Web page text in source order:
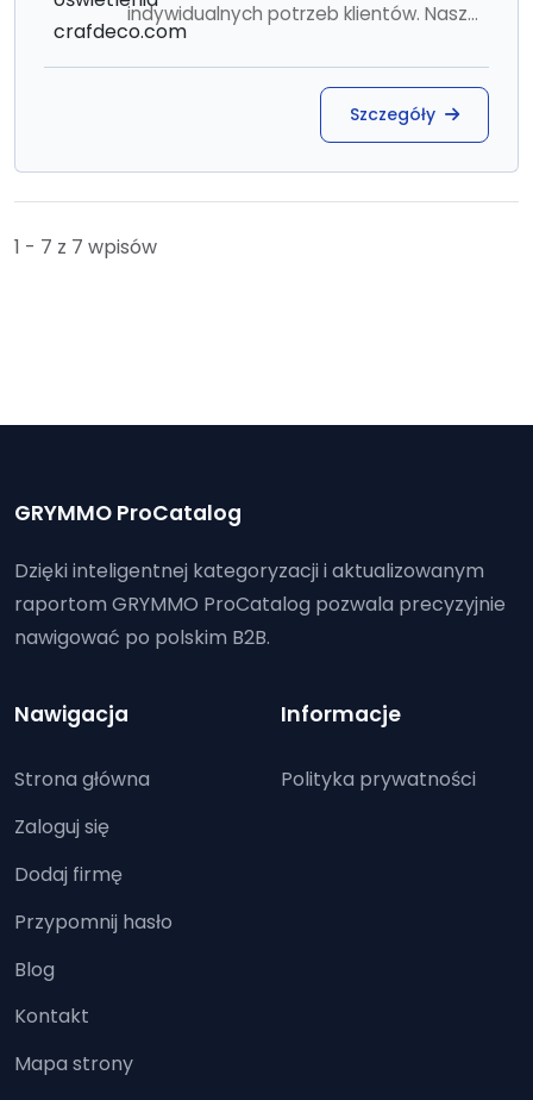
indywidualnych potrzeb klientów. Nasz...
Szczegóły
1 - 7 z 7 wpisów
GRYMMO ProCatalog
Dzięki inteligentnej kategoryzacji i aktualizowanym
raportom GRYMMO ProCatalog pozwala precyzyjnie
nawigować po polskim B2B.
Nawigacja
Strona główna
Zaloguj się
Dodaj firmę
Przypomnij hasło
Blog
Kontakt
Mapa strony
Informacje
Polityka prywatności